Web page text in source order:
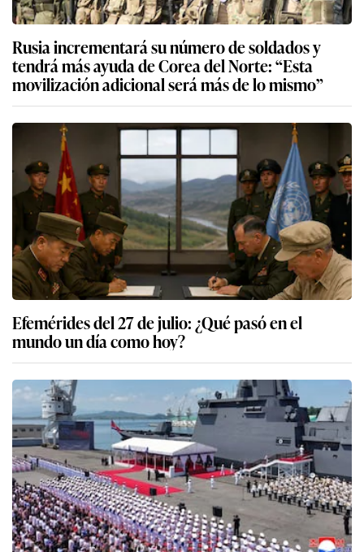
Rusia incrementará su número de soldados y
tendrá más ayuda de Corea del Norte: “Esta
movilización adicional será más de lo mismo”
Efemérides del 27 de julio: ¿Qué pasó en el
mundo un día como hoy?